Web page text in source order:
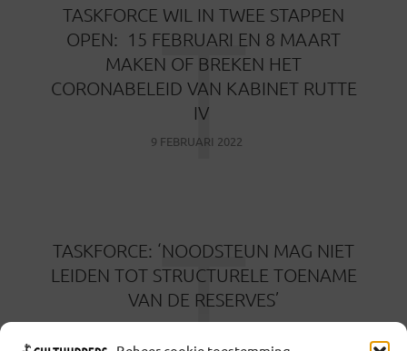
TASKFORCE WIL IN TWEE STAPPEN
OPEN: 15 FEBRUARI EN 8 MAART
MAKEN OF BREKEN HET
CORONABELEID VAN KABINET RUTTE
IV
9 FEBRUARI 2022
T
TASKFORCE: ‘NOODSTEUN MAG NIET
LEIDEN TOT STRUCTURELE TOENAME
VAN DE RESERVES’
T